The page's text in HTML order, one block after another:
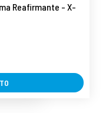
Reafirmante - X-